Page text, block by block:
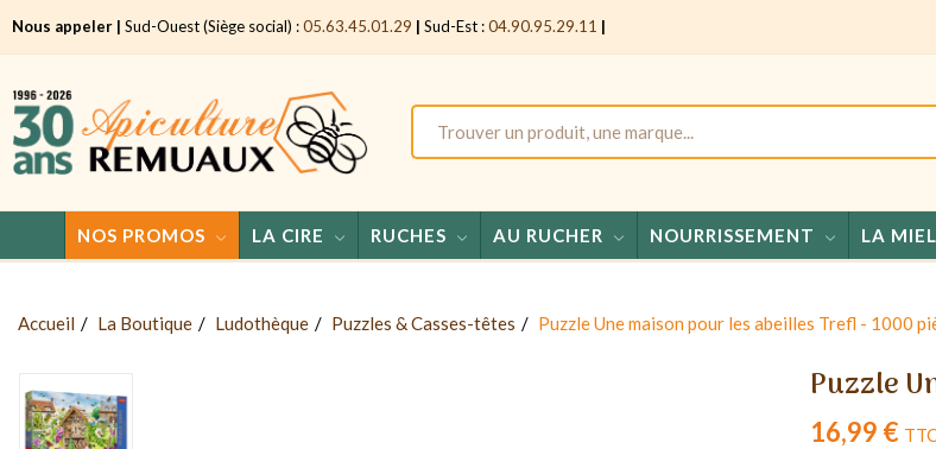
Nous appeler | Sud-Ouest (Siège social) :05.63.45.01.29 | Sud-Est :04.90.95.29.11 |
NOS PROMOS LA CIRE RUCHES AU RUCHER NOURRISSEMENT LA
Accueil La Boutique Ludothèque Puzzles & Casses-têtes Puzzle Une maison pour les abeilles Trefl - 1000
Puzzle
16,99 €